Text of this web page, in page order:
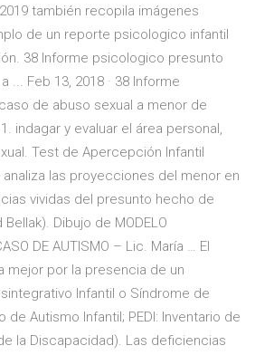
también recopila imágenes
de un reporte psicologico infantil
38 Informe psicologico presunto
... Feb 13, 2018 · 38 Informe
de abuso sexual a menor de
indagar y evaluar el área personal,
Test de Apercepción Infantil
analiza las proyecciones del menor en
vividas del presunto hecho de
Dibujo de MODELO
DE AUTISMO – Lic. María … El
mejor por la presencia de un
Infantil o Síndrome de
de Autismo Infantil; PEDI: Inventario de
la Discapacidad). Las deficiencias